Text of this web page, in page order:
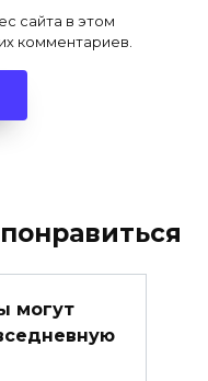
сайта в этом
комментариев.
могут